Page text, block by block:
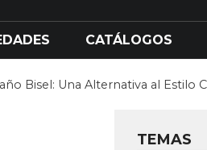
CATÁLOGOS
Bisel: Una Alternativa al Estilo
TEMAS